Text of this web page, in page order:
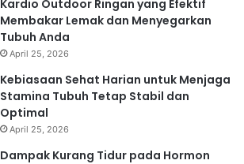
Kardio Outdoor Ringan yang Efektif
Membakar Lemak dan Menyegarkan
Tubuh Anda
April 25, 2026
Kebiasaan Sehat Harian untuk Menjaga
Stamina Tubuh Tetap Stabil dan
Optimal
April 25, 2026
Dampak Kurang Tidur pada Hormon